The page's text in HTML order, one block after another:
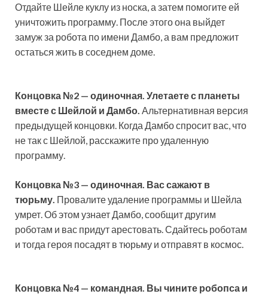
Отдайте Шейле куклу из носка, а затем помогите ей
уничтожить программу. После этого она выйдет
замуж за робота по имени Дамбо, а вам предложит
остаться жить в соседнем доме.
Концовка №2 — одиночная. Улетаете с планеты
вместе с Шейлой и Дамбо. Альтернативная версия
предыдущей концовки. Когда Дамбо спросит вас, что
не так с Шейлой, расскажите про удаленную
программу.
Концовка №3 — одиночная. Вас сажают в
тюрьму. Провалите удаление программы и Шейла
умрет. Об этом узнает Дамбо, сообщит другим
роботам и вас придут арестовать. Сдайтесь роботам
и тогда героя посадят в тюрьму и отправят в космос.
Концовка №4 — командная. Вы чините робопса и